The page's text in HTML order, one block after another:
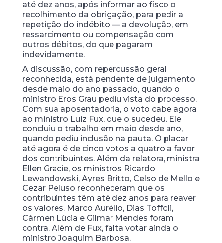
até dez anos, após informar ao fisco o
recolhimento da obrigação, para pedir a
repetição do indébito — a devolução, em
ressarcimento ou compensação com
outros débitos, do que pagaram
indevidamente.
A discussão, com repercussão geral
reconhecida, está pendente de julgamento
desde maio do ano passado, quando o
ministro Eros Grau pediu vista do processo.
Com sua aposentadoria, o voto cabe agora
ao ministro Luiz Fux, que o sucedeu. Ele
concluiu o trabalho em maio desde ano,
quando pediu inclusão na pauta. O placar
até agora é de cinco votos a quatro a favor
dos contribuintes. Além da relatora, ministra
Ellen Gracie, os ministros Ricardo
Lewandowski, Ayres Britto, Celso de Mello e
Cezar Peluso reconheceram que os
contribuintes têm até dez anos para reaver
os valores. Marco Aurélio, Dias Toffoli,
Cármen Lúcia e Gilmar Mendes foram
contra. Além de Fux, falta votar ainda o
ministro Joaquim Barbosa.